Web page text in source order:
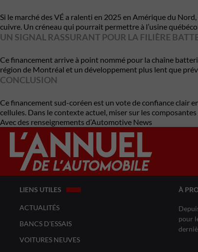
Si le marché des VÉ a ralenti en 2025 en Amérique du
cuivre. Un créneau qui pourrait permettre à l’usine
UN SIGNAL RASSURANT POUR LA FILIÈRE
Ce financement arrive à point nommé pour la chaîne
région de Montréal et un développement plus lent que
CONCLUSION
Ce financement sud-coréen est un vote de confiance clair
cellules. Dans le contexte actuel, miser sur les
Avec des renseignements d’Automotive News
LIENS UTILES
ACTUALITÉS
BANCS D'ESSAIS
VOITURES NEUVES
À
pour